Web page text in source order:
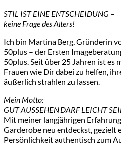
STIL IST EINE ENTSCHEIDUNG –
keine Frage des Alters!
Ich bin Martina Berg, Gründerin
50plus – der Ersten
50plus. Seit über 25 Jahren ist es
Frauen wie Dir dabei zu helfen,
äußerlich strahlen zu lassen.
Mein Motto:
GUT AUSSEHEN DARF LEICHT
Mit meiner langjährigen
Garderobe neu entdeckst, gezielt
Persönlichkeit authentisch zum